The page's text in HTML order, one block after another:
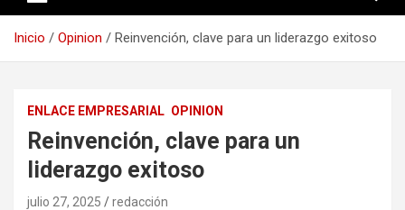
Inicio Opinion Reinvención, clave para un liderazgo exitoso
ENLACE EMPRESARIAL OPINION
Reinvención, clave para un
liderazgo exitoso
julio 27, 2025 redacción